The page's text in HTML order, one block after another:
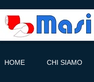
HOME CHI SIAMO